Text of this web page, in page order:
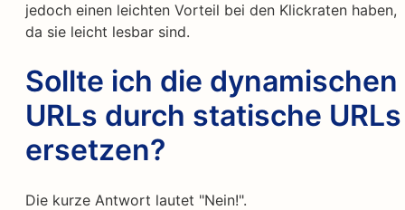
jedoch einen leichten Vorteil bei den Klickraten haben,
da sie leicht lesbar sind.
Sollte ich die dynamischen
URLs durch statische URLs
ersetzen?
Die kurze Antwort lautet "Nein!".